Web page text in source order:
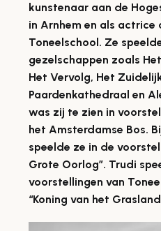
kunstenaar aan de
in Arnhem en als actrice
Toneelschool. Ze
gezelschappen zoals
Het Vervolg, Het
Paardenkathedraal en
was zij te zien in
het Amsterdamse Bos.
speelde ze in de
Grote Oorlog”. Trudi
voorstellingen van
“Koning van het